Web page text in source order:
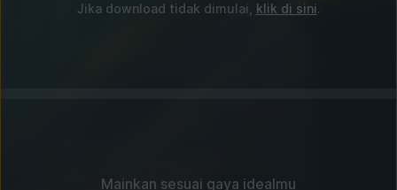
Jika download tidak dimulai, klik di sini.
Mainkan sesuai gaya idealmu